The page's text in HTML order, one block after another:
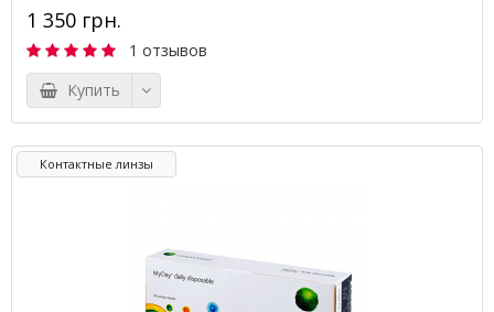
1 350 грн.
1 отзывов
Купить
Контактные линзы